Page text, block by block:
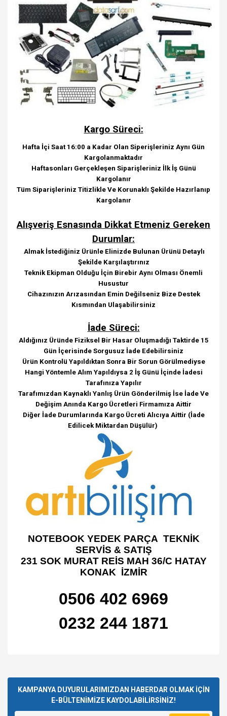
Kargo Süreci:
Hafta İçi Saat 16:00 a Kadar Olan Siperişleriniz Aynı Gün
Kargolanmaktadır
Haftasonları Gerçekleşen Siparişleriniz İlk İş Günü
Kargolanır
Tüm Siparişleriniz Titizlikle Ve Korunaklı Şekilde Hazırlanıp
Kargolanır
Alışveriş Esnasında Dikkat Etmeniz Gereken
Durumlar:
Almak İstediğiniz Ürünle Elinizde Bulunan Ürünü Detaylı
Şekilde Karşılaştırınız
Teknik Ekipman Olduğu İçin Birebir Aynı Olması Önemli
Husustur
Cihazınızın Arızasından Emin Değilseniz Bize Destek
Kısmından Ulaşabilirsiniz
İade Süreci:
Aldığınız Üründe Fiziksel Bir Hasar Oluşmadığı Taktirde 15
Gün İçerisinde Sorgusuz İade Edebilirsiniz
Ürün Kontrolü Yapıldıktan Sonra Bir Sorun Görülmediyse
Hangi Yöntemle Alım Yapıldıysa 2 İş Günü İçinde İadesi
Tarafınıza Yapılır
Tarafımızdan Kaynaklı Yanlış Ürün Gönderilmiş İse İade Ve
Değişim Anında Kargo Ücretleri Firmamıza Aittir
Diğer İade Durumlarında Kargo Ücreti Alıcıya Aittir (İade
Edilicek Miktardan Düşülür)
NOTEBOOK YEDEK PARÇA TEKNİK
SERVİS & SATIŞ
231 SOK MURAT REİS MAH 36/C HATAY
KONAK İZMİR
0506 402 6969
0232 244 1871
Yorum Yaz
kullanarak tarafımıza iletebilirsiniz.
Görüş ve önerileriniz için teşekkür ederiz.
Ürün resmi kalitesiz, bozuk veya görüntülenemiyor.
KAMPANYA DUYURULARIMIZDAN HABERDAR OLMAK İÇİN
E-BÜLTENİMİZE KAYDOLABİLİRSİNİZ!